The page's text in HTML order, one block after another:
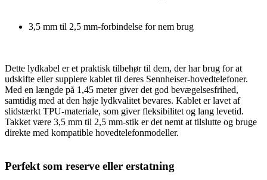
3,5 mm til 2,5 mm-forbindelse for nem brug
Dette lydkabel er et praktisk tilbehør til dem, der har brug for at
udskifte eller supplere kablet til deres Sennheiser-hovedtelefoner.
Med en længde på 1,45 meter giver det god bevægelsesfrihed,
samtidig med at den høje lydkvalitet bevares. Kablet er lavet af
slidstærkt TPU-materiale, som giver fleksibilitet og lang levetid.
Takket være 3,5 mm til 2,5 mm-stik er det nemt at tilslutte og bruge
direkte med kompatible hovedtelefonmodeller.
Perfekt som reserve eller erstatning